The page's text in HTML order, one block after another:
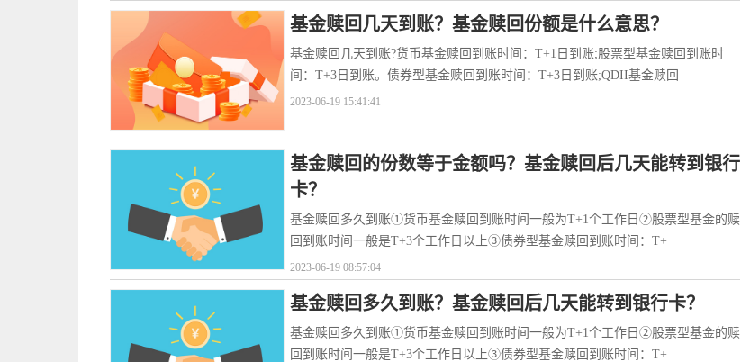
基金赎回几天到账？基金赎回份额是什么意思？
基金赎回几天到账?货币基金赎回到账时间：T+1日到账;股票型基金赎回到账时
间：T+3日到账。债券型基金赎回到账时间：T+3日到账;QDII基金赎回
2023-06-19 15:41:41
基金赎回的份数等于金额吗？基金赎回后几天能转到银行
卡？
基金赎回多久到账①货币基金赎回到账时间一般为T+1个工作日②股票型基金的赎
回到账时间一般是T+3个工作日以上③债券型基金赎回到账时间：T+
2023-06-19 08:57:04
基金赎回多久到账？基金赎回后几天能转到银行卡？
基金赎回多久到账①货币基金赎回到账时间一般为T+1个工作日②股票型基金的赎
回到账时间一般是T+3个工作日以上③债券型基金赎回到账时间：T+